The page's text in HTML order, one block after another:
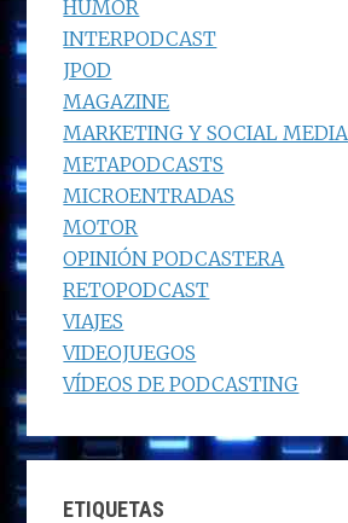
HUMOR
INTERPODCAST
JPOD
MAGAZINE
MARKETING Y SOCIAL MEDIA
METAPODCASTS
MICROENTRADAS
MOTOR
OPINIÓN PODCASTERA
RETOPODCAST
VIAJES
VIDEOJUEGOS
VÍDEOS DE PODCASTING
ETIQUETAS